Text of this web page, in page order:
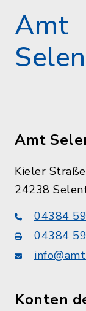
Amt
Amt
Kieler
24238
04384
04384
Konten